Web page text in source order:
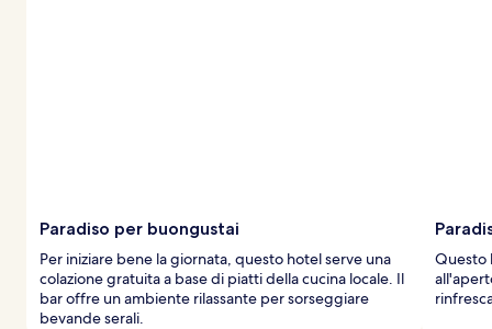
Paradiso per buongustai
Per iniziare bene la giornata, questo hotel serve una
colazione gratuita a base di piatti della cucina locale. Il
bar offre un ambiente rilassante per sorseggiare
bevande serali.
Questo